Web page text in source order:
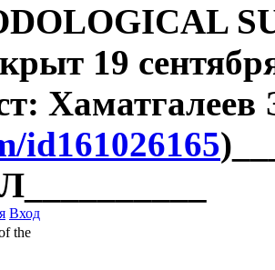
19
id161026165
Вход
the